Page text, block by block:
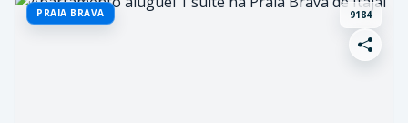
PRAIA BRAVA 9184